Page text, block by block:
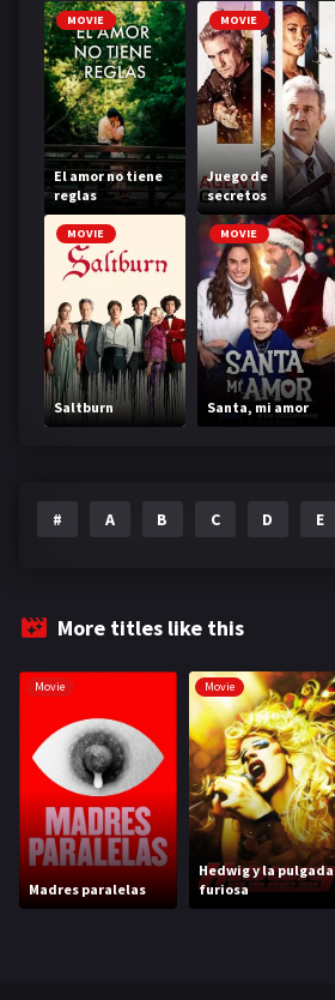
MOVIE
El amor no tiene
reglas
MOVIE
Juego de
secretos
MOVIE
Saltburn
MOVIE
Santa, mi amor
# A B C D E
More titles like this
Movie
Madres paralelas
Movie
Hedwig y la pulgada
furiosa